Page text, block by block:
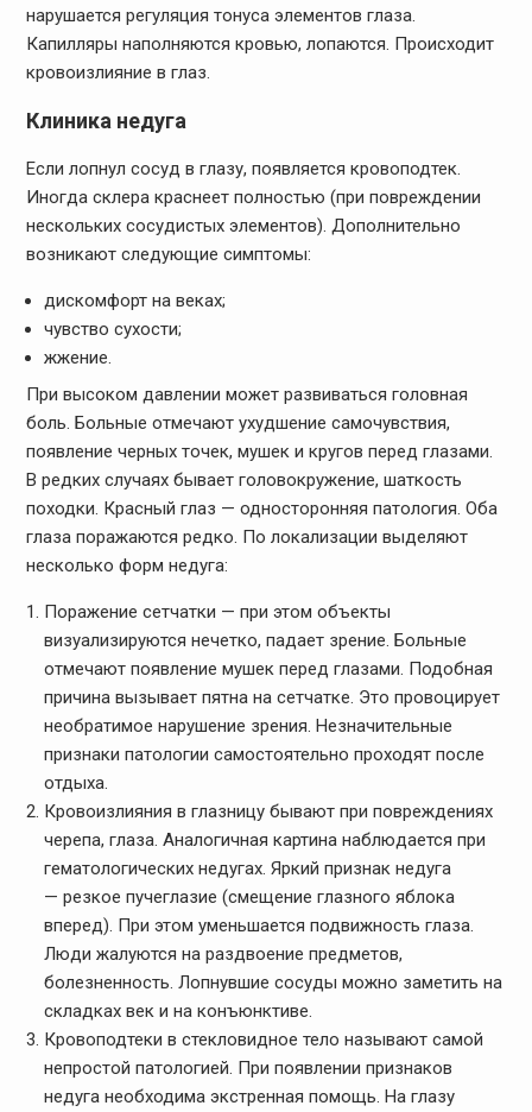
нарушается регуляция тонуса элементов глаза.
Капилляры наполняются кровью, лопаются. Происходит
кровоизлияние в глаз.
Клиника недуга
Если лопнул сосуд в глазу, появляется кровоподтек.
Иногда склера краснеет полностью (при повреждении
нескольких сосудистых элементов). Дополнительно
возникают следующие симптомы:
дискомфорт на веках;
чувство сухости;
жжение.
При высоком давлении может развиваться головная
боль. Больные отмечают ухудшение самочувствия,
появление черных точек, мушек и кругов перед глазами.
В редких случаях бывает головокружение, шаткость
походки. Красный глаз — односторонняя патология. Оба
глаза поражаются редко. По локализации выделяют
несколько форм недуга:
Поражение сетчатки — при этом объекты
визуализируются нечетко, падает зрение. Больные
отмечают появление мушек перед глазами. Подобная
причина вызывает пятна на сетчатке. Это провоцирует
необратимое нарушение зрения. Незначительные
признаки патологии самостоятельно проходят после
отдыха.
Кровоизлияния в глазницу бывают при повреждениях
черепа, глаза. Аналогичная картина наблюдается при
гематологических недугах. Яркий признак недуга
— резкое пучеглазие (смещение глазного яблока
вперед). При этом уменьшается подвижность глаза.
Люди жалуются на раздвоение предметов,
болезненность. Лопнувшие сосуды можно заметить на
складках век и на конъюнктиве.
Кровоподтеки в стекловидное тело называют самой
непростой патологией. При появлении признаков
недуга необходима экстренная помощь. На глазу